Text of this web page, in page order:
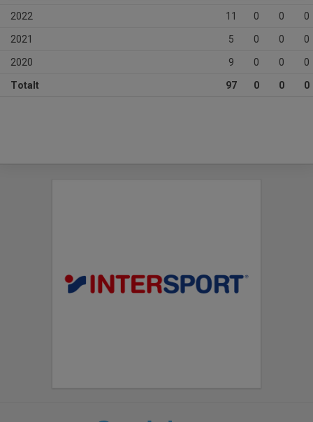
2022 11 0 0 0
2021 5 0 0 0
2020 9 0 0 0
Totalt 97 0 0 0